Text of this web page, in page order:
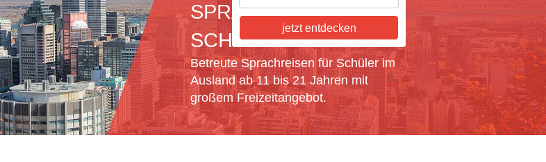
jetzt entdecken
SPRACHREISEN FÜR
SCHÜLER
Betreute Sprachreisen für Schüler im
Ausland ab 11 bis 21 Jahren mit
großem Freizeitangebot.